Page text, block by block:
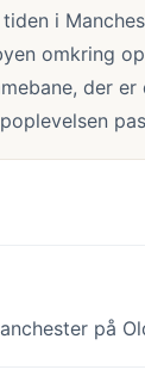
i
omkring
der
på